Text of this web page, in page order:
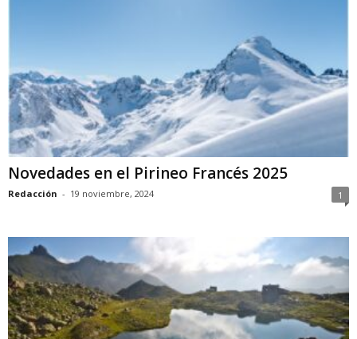
Novedades en el Pirineo Francés 2025
Redacción - 19 noviembre, 2024 1